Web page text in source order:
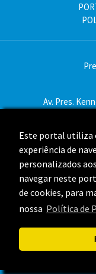
Este portal utiliza
experiência de
personalizados
navegar neste
de cookies, para
nossa Política de
Av. Pres.
ACOMPANHE A